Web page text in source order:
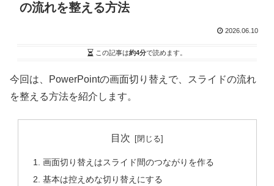
の流れを整える方法
2026.06.10
この記事は約4分で読めます。
今回は、PowerPointの画面切り替えで、スライドの流れ
を整える方法を紹介します。
目次
画面切り替えはスライド間のつながりを作る
基本は控えめな切り替えにする